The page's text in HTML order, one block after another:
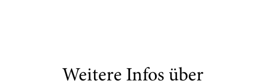
Weitere Infos über